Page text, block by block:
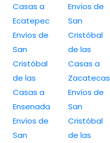
Casas a
Ecatepec
Envíos de
San
Cristóbal
de las
Casas a
Ensenada
Envíos de
San
Envíos de
San
Cristóbal
de las
Casas a
Zacatecas
Envíos de
San
Cristóbal
de las